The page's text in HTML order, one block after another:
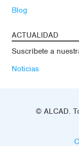
Blog
ACTUALIDAD
Suscríbete a
Noticias
© ALCAD.